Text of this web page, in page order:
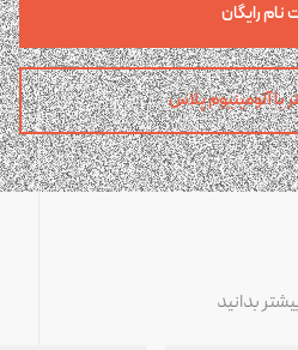
نام رایگان
با آلومینیوم پلاس
بدانید